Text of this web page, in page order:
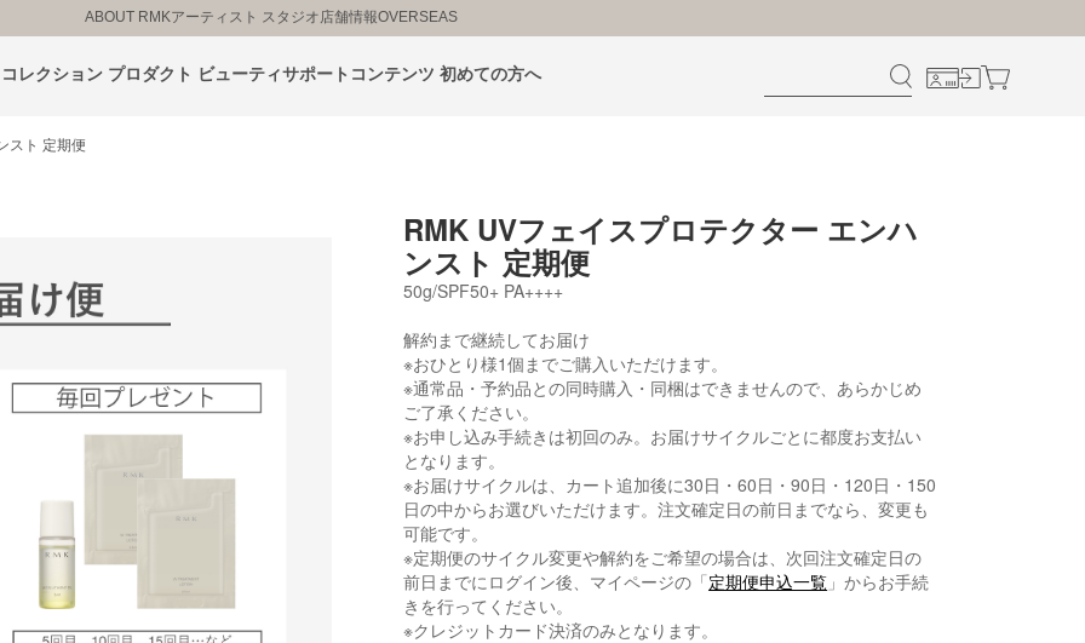
ABOUT RMKアーティスト スタジオ店舗情報OVERSEAS
コレクション プロダクト ビューティサポートコンテンツ 初めての方へ
スト 定期便
RMK UVフェイスプロテクター エンハ
ンスト 定期便
50g/SPF50+ PA++++
解約まで継続してお届け
※おひとり様1個までご購入いただけます。
※通常品・予約品との同時購入・同梱はできませんので、あらかじめ
ご了承ください。
※お申し込み手続きは初回のみ。お届けサイクルごとに都度お支払い
となります。
※お届けサイクルは、カート追加後に30日・60日・90日・120日・150
日の中からお選びいただけます。注文確定日の前日までなら、変更も
可能です。
※定期便のサイクル変更や解約をご希望の場合は、次回注文確定日の
前日までにログイン後、マイページの「定期便申込一覧 」からお手続
きを行ってください。
※クレジットカード決済のみとなります。